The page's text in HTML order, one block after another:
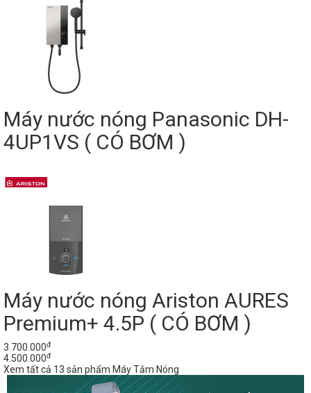
Máy nước nóng Panasonic DH-
4UP1VS ( CÓ BƠM )
Máy nước nóng Ariston AURES
Premium+ 4.5P ( CÓ BƠM )
3.700.000đ
4.500.000đ
Xem tất cả 13 sản phẩm Máy Tắm Nóng